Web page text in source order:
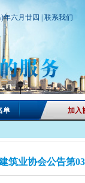
年六月廿四 | 联系我们
单 加入
筑业协会公告第